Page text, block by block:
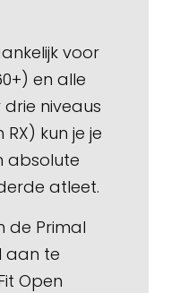
voor
en alle
niveaus
kun je je
absolute
atleet.
de Primal
aan te
Open